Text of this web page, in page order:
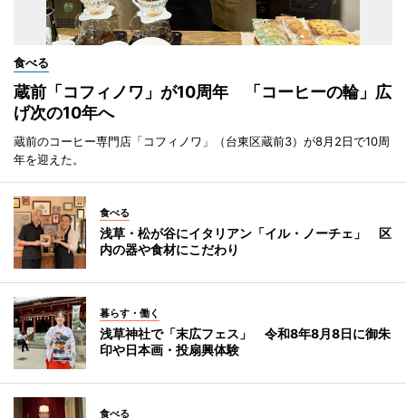
食べる
蔵前「コフィノワ」が10周年 「コーヒーの輪」広
げ次の10年へ
蔵前のコーヒー専門店「コフィノワ」（台東区蔵前3）が8月2日で10周
年を迎えた。
食べる
浅草・松が谷にイタリアン「イル・ノーチェ」 区
内の器や食材にこだわり
暮らす・働く
浅草神社で「末広フェス」 令和8年8月8日に御朱
印や日本画・投扇興体験
食べる